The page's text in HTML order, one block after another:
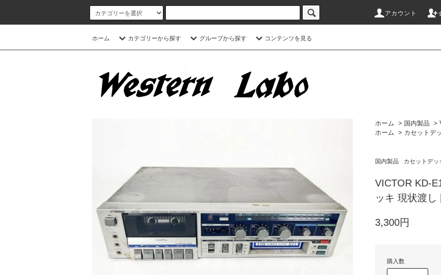
アカウント
ホーム カテゴリーから探す グループから探す コンテンツを見る
ホーム > 国内製品 >
ホーム > カセットデ
国内製品 カセットデッ
VICTOR KD-
ッキ 現状渡し
3,300円
購入数